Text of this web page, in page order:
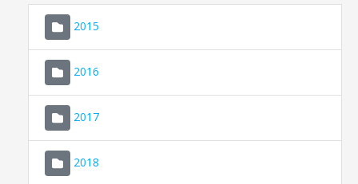
2015
2016
2017
2018